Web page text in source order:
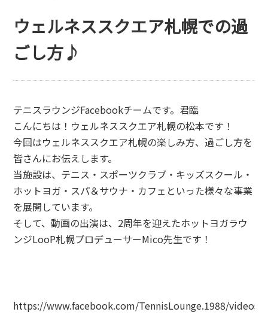
ウェルネススクエア札幌での過
ごし方♪
テニスラウンジFacebookチームです。君臨
こんにちは！ウェルネススクエア札幌の松本です！
今回はウェルネススクエア札幌の楽しみ方、過ごし方を
皆さんにお伝えします。
当施設は、テニス・スポーツクラブ・キッズスクール・
ホットヨガ・スパ＆サウナ・カフェといった様々な事業
を展開しています。
そして、動画の出演は、2周年を迎えたホットヨガラウ
ンジLooP札幌プロデューサーMico先生です！
https://www.facebook.com/TennisLounge.1988/videos/